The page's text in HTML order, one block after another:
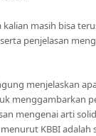
masih bisa
penjelasan
menjelaskan
menggambarkan
mengenai arti
KBBI adalah